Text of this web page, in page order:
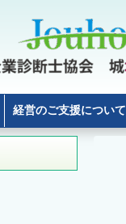
経営のご支援について